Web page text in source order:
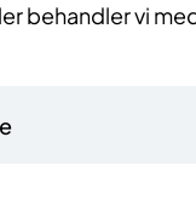
behandler vi